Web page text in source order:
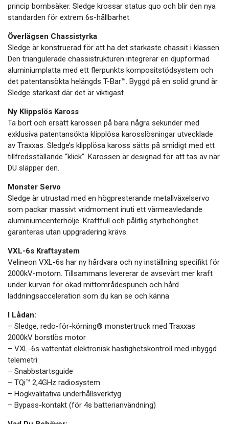
princip bombsäker. Sledge krossar status quo och blir den nya
standarden för extrem 6s-hållbarhet.
Överlägsen Chassistyrka
Sledge är konstruerad för att ha det starkaste chassit i klassen.
Den triangulerade chassistrukturen integrerar en djupformad
aluminiumplatta med ett flerpunkts kompositstödsystem och
det patentansökta helängds T-Bar™. Byggd på en solid grund är
Sledge starkast där det är viktigast.
Ny Klippslös Kaross
Ta bort och ersätt karossen på bara några sekunder med
exklusiva patentansökta klipplösa karosslösningar utvecklade
av Traxxas. Sledge’s klipplösa kaross sätts på smidigt med ett
tillfredsställande “klick”. Karossen är designad för att tas av när
DU släpper den.
Monster Servo
Sledge är utrustad med en högpresterande metallväxelservo
som packar massivt vridmoment inuti ett värmeavledande
aluminiumcenterhölje. Kraftfull och pålitlig styrbehörighet
garanteras utan uppgradering krävs.
VXL-6s Kraftsystem
Velineon VXL-6s har ny hårdvara och ny inställning specifikt för
2000kV-motorn. Tillsammans levererar de avsevärt mer kraft
under kurvan för ökad mittområdespunch och hård
laddningsacceleration som du kan se och känna.
I Lådan:
– Sledge, redo-för-körning® monstertruck med Traxxas
2000kV borstlös motor
– VXL-6s vattentät elektronisk hastighetskontroll med inbyggd
telemetri
– Snabbstartsguide
– TQi™ 2,4GHz radiosystem
– Högkvalitativa underhållsverktyg
– Bypass-kontakt (för 4s batterianvändning)